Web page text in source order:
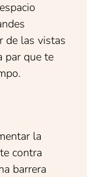
de las vistas
par que te
la
contra
barrera